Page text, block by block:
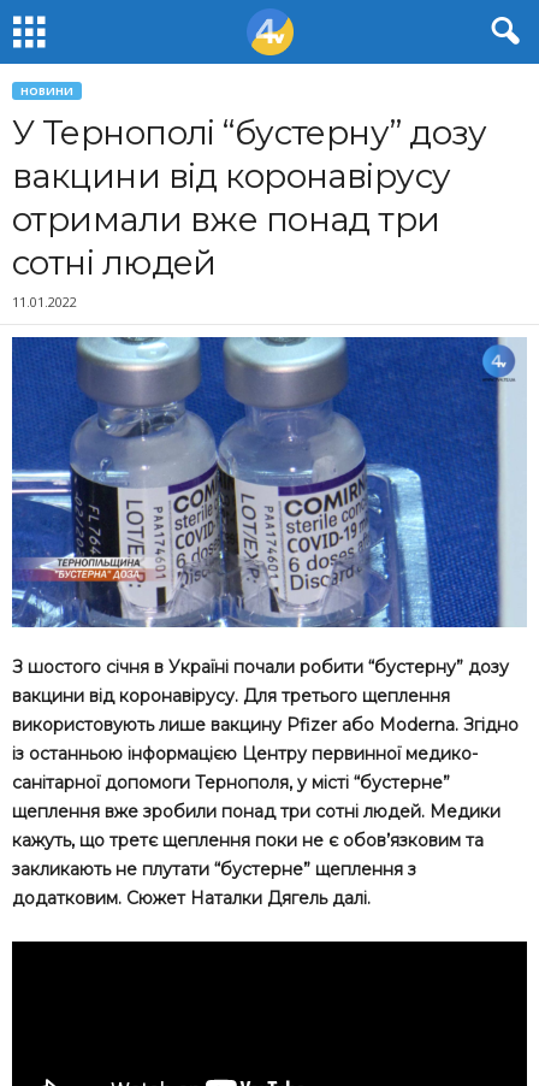
НОВИНИ
У Тернополі “бустерну” дозу
вакцини від коронавірусу
отримали вже понад три
сотні людей
11.01.2022
З шостого січня в Україні почали робити “бустерну” дозу
вакцини від коронавірусу. Для третього щеплення
використовують лише вакцину Pfizer або Moderna. Згідно
із останньою інформацією Центру первинної медико-
санітарної допомоги Тернополя, у місті “бустерне”
щеплення вже зробили понад три сотні людей. Медики
кажуть, що третє щеплення поки не є обов’язковим та
закликають не плутати “бустерне” щеплення з
додатковим. Сюжет Наталки Дягель далі.